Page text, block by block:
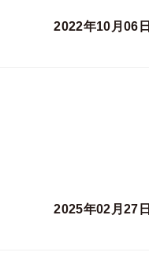
2022年10月06日
2025年02月27日